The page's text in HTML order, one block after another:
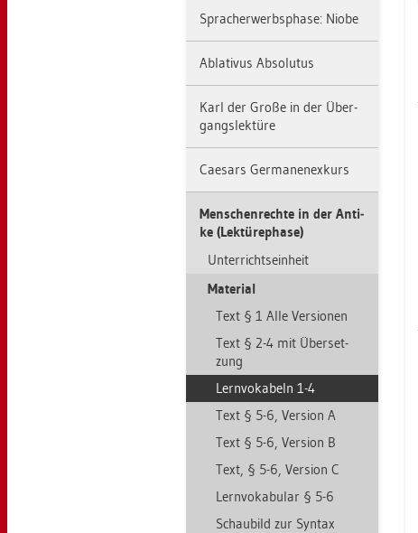
Sprach­er­werbs­pha­se: Niobe
Ab­la­ti­vus Ab­so­lu­tus
Karl der Große in der Über­
gangs­lek­tü­re
Cae­sars Ger­ma­nen­ex­kurs
Men­schen­rech­te in der An­ti­
ke (Lek­tü­re­pha­se)
Un­ter­richts­ein­heit
Ma­te­ri­al
Text § 1 Alle Ver­sio­nen
Text § 2-4 mit Über­set­
zung
Lern­vo­ka­beln 1-4
Text § 5-6, Ver­si­on A
Text § 5-6, Ver­si­on B
Text, § 5-6, Ver­si­on C
Lern­vo­ka­bu­lar § 5-6
Schau­bild zur Syn­tax